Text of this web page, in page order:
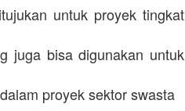
untuk proyek tingkat
juga bisa digunakan untuk
proyek sektor swasta